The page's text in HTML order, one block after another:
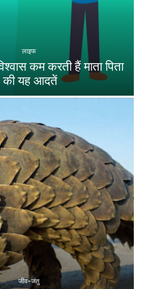
लाइफ
कम करती हैं माता पिता
की यह आदतें
जीव-जंतु